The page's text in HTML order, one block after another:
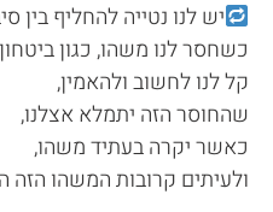
יש לנו נטייה להחליף בין
כשחסר לנו משהו, כגון
קל לנו לחשוב ולהאמין,
שהחוסר הזה יתמלא אצלנו,
כאשר יקרה בעתיד משהו,
ולעיתים קרובות המשהו הזה